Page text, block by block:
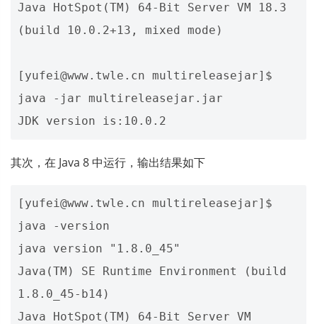
Java HotSpot(TM) 64-Bit Server VM 18.3
(build 10.0.2+13, mixed mode)
[yufei@www.twle.cn multireleasejar]$
java -jar multireleasejar.jar
其次，在 Java 8 中运行，输出结果如下
[yufei@www.twle.cn multireleasejar]$
java -version
java version "1.8.0_45"
Java(TM) SE Runtime Environment (build
1.8.0_45-b14)
Java HotSpot(TM) 64-Bit Server VM